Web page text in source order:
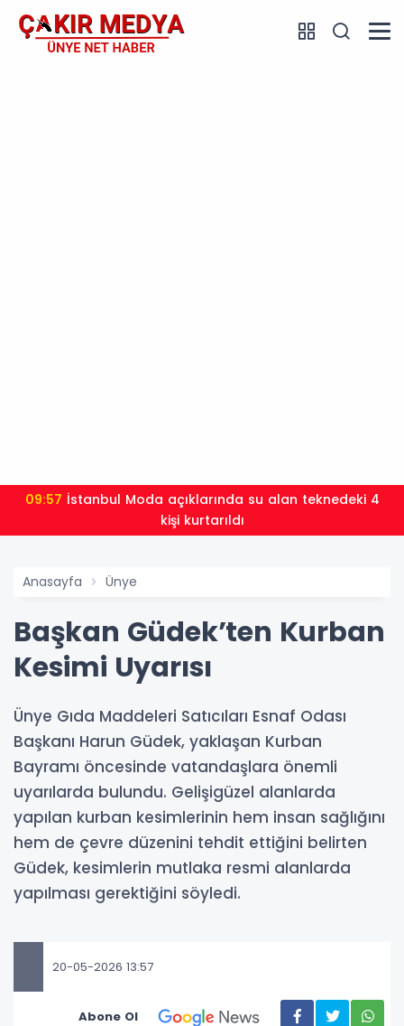
09:57
kişi kurtarıldı
Anasayfa Ünye
Başkan Güdek’ten Kurban
Kesimi Uyarısı
Ünye Gıda Maddeleri Satıcıları Esnaf Odası
Başkanı Harun Güdek, yaklaşan Kurban
Bayramı öncesinde vatandaşlara önemli
uyarılarda bulundu. Gelişigüzel alanlarda
yapılan kurban kesimlerinin hem insan sağlığını
hem de çevre düzenini tehdit ettiğini belirten
Güdek, kesimlerin mutlaka resmi alanlarda
yapılması gerektiğini söyledi.
20-05-2026 13:57
Abone Ol